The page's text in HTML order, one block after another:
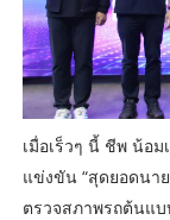
เมื่อเร็วๆ นี้ ชีพ น้อ
แข่งขัน “สุดยอดนา
ตรวจสภาพรถต้นแบ